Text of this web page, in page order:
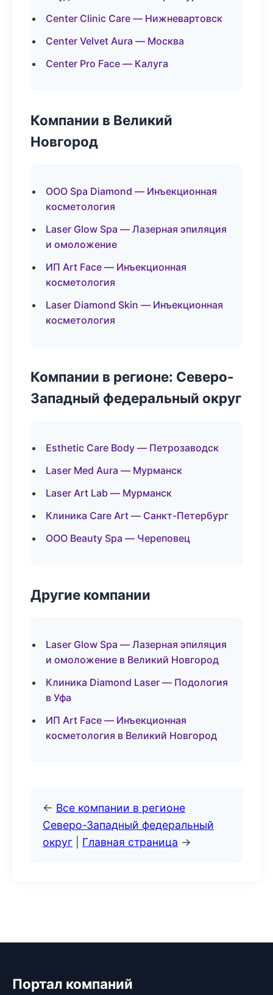
Center Clinic Care — Нижневартовск
Center Velvet Aura — Москва
Center Pro Face — Калуга
Компании в Великий
Новгород
ООО Spa Diamond — Инъекционная
косметология
Laser Glow Spa — Лазерная эпиляция
и омоложение
ИП Art Face — Инъекционная
косметология
Laser Diamond Skin — Инъекционная
косметология
Компании в регионе: Северо-
Западный федеральный округ
Esthetic Care Body — Петрозаводск
Laser Med Aura — Мурманск
Laser Art Lab — Мурманск
Клиника Care Art — Санкт-Петербург
ООО Beauty Spa — Череповец
Другие компании
Laser Glow Spa — Лазерная эпиляция
и омоложение в Великий Новгород
Клиника Diamond Laser — Подология
в Уфа
ИП Art Face — Инъекционная
косметология в Великий Новгород
← Все компании в регионе
Северо-Западный федеральный
округ
Главная страница →
Портал компаний